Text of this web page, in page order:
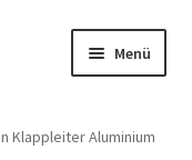
Menü
Klappleiter Aluminium